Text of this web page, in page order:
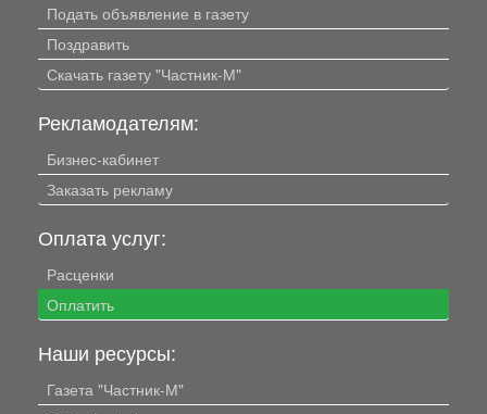
Подать объявление в газету
Поздравить
Скачать газету "Частник-М"
Рекламодателям:
Бизнес-кабинет
Заказать рекламу
Оплата услуг:
Расценки
Оплатить
Наши ресурсы:
Газета "Частник-М"